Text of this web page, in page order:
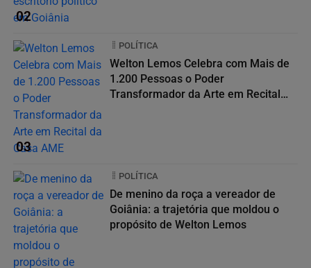
02
03
POLÍTICA
Welton Lemos Celebra com Mais de
1.200 Pessoas o Poder
Transformador da Arte em Recital
POLÍTICA
De menino da roça a vereador de
Goiânia: a trajetória que moldou o
propósito de Welton Lemos